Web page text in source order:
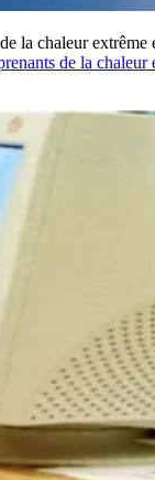
la chaleur extrême
de la chaleur